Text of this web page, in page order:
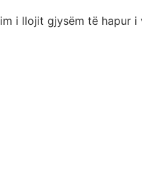
i llojit gjysëm të hapur i